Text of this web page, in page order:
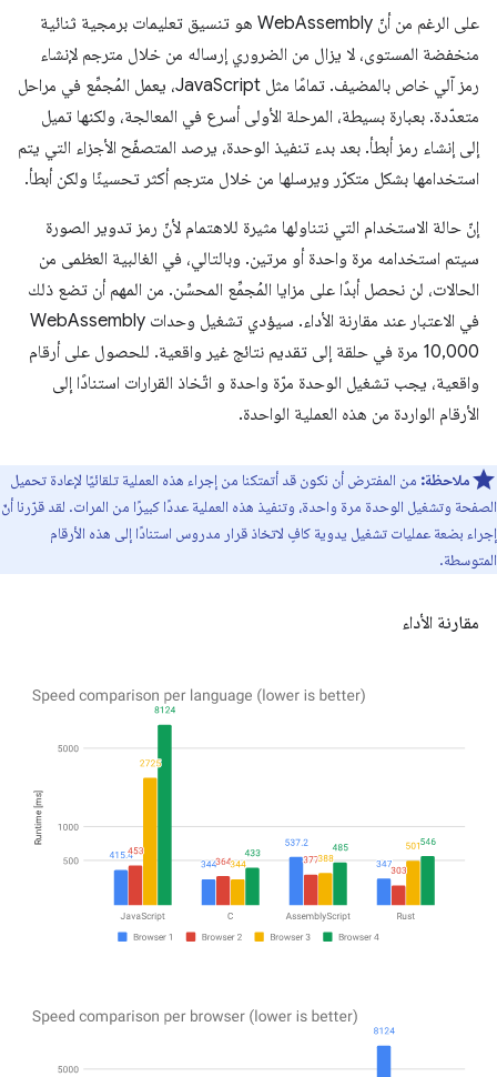
على الرغم من أنّ WebAssembly هو تنسيق تعليمات برمجية ثنائية
منخفضة المستوى، لا يزال من الضروري إرساله من خلال مترجم لإنشاء
رمز آلي خاص بالمضيف. تمامًا مثل JavaScript، يعمل المُجمِّع في مراحل
متعدّدة. بعبارة بسيطة، المرحلة الأولى أسرع في المعالجة، ولكنها تميل
إلى إنشاء رمز أبطأ. بعد بدء تنفيذ الوحدة، يرصد المتصفّح الأجزاء التي يتم
استخدامها بشكل متكرّر ويرسلها من خلال مترجم أكثر تحسينًا ولكن أبطأ.
إنّ حالة الاستخدام التي نتناولها مثيرة للاهتمام لأنّ رمز تدوير الصورة
سيتم استخدامه مرة واحدة أو مرتين. وبالتالي، في الغالبية العظمى من
الحالات، لن نحصل أبدًا على مزايا المُجمِّع المحسِّن. من المهم أن تضع ذلك
في الاعتبار عند مقارنة الأداء. سيؤدي تشغيل وحدات WebAssembly
10,000 مرة في حلقة إلى تقديم نتائج غير واقعية. للحصول على أرقام
واقعية، يجب تشغيل الوحدة مرّة واحدة و اتّخاذ القرارات استنادًا إلى
الأرقام الواردة من هذه العملية الواحدة.
ملاحظة: من المفترض أن نكون قد أتمتكنا من إجراء هذه العملية تلقائيًا لإعادة تحميل
الصفحة وتشغيل الوحدة مرة واحدة، وتنفيذ هذه العملية عددًا كبيرًا من المرات. لقد قرّرنا أنّ
إجراء بضعة عمليات تشغيل يدوية كافٍ لاتخاذ قرار مدروس استنادًا إلى هذه الأرقام
المتوسطة.
مقارنة الأداء